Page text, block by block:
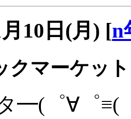
10日(月) [n
クマーケッ
━(゜∀゜≡(